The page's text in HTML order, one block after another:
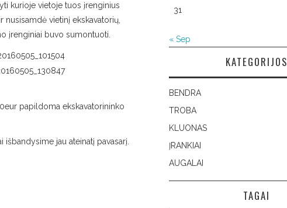
kurioje vietoje tuos įrenginius
vietinį ekskavatorių,
įrenginiai buvo sumontuoti.
papildoma ekskavatorininko
jau ateinatį pavasarį.
31
« Sep
KATEGORIJOS
BENDRA
TROBA
KLUONAS
ĮRANKIAI
AUGALAI
TAGAI